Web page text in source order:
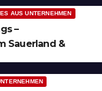
AUS UNTERNEHMEN
–
Sauerland &